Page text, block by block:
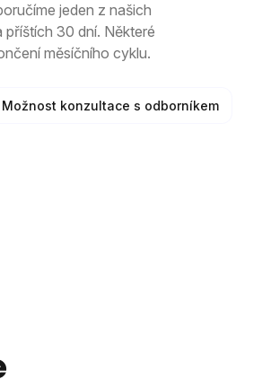
jeden z našich
30 dní. Některé
měsíčního cyklu.
Možnost konzultace s odborníkem